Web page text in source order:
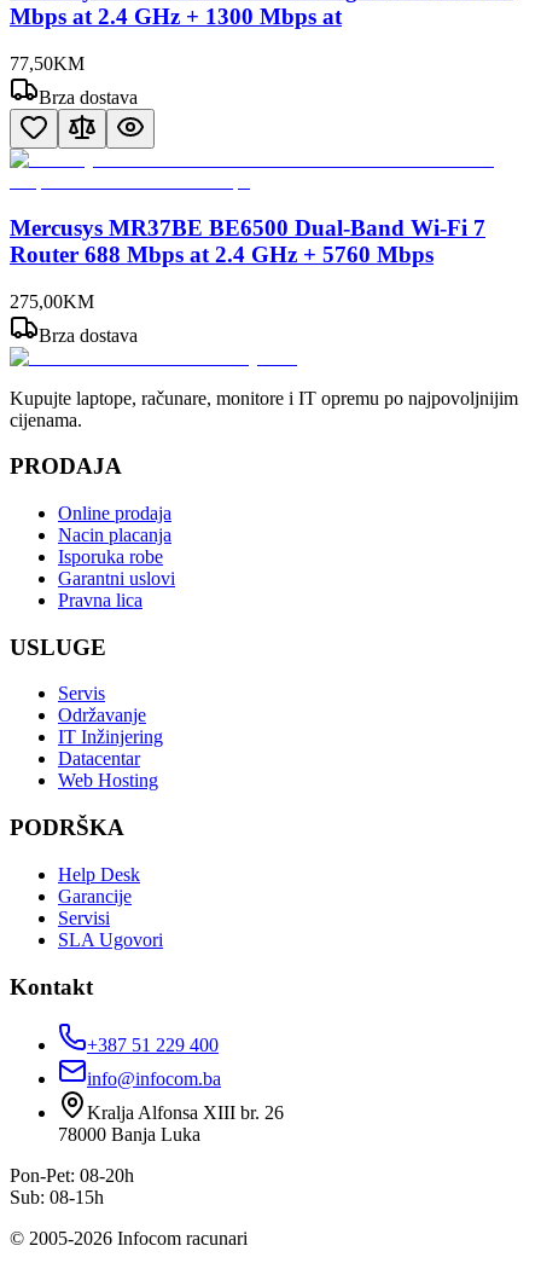
Mbps at 2.4 GHz + 1300 Mbps at
77,50KM
Brza dostava
Mercusys MR37BE BE6500 Dual-Band Wi-Fi 7
Router 688 Mbps at 2.4 GHz + 5760 Mbps
275,00KM
Brza dostava
Kupujte laptope, računare, monitore i IT opremu po najpovoljnijim
cijenama.
PRODAJA
Online prodaja
Nacin placanja
Isporuka robe
Garantni uslovi
Pravna lica
USLUGE
Servis
Održavanje
IT Inžinjering
Datacentar
Web Hosting
PODRŠKA
Help Desk
Garancije
Servisi
SLA Ugovori
Kontakt
+387 51 229 400
info@infocom.ba
Kralja Alfonsa XIII br. 26
78000 Banja Luka
Pon-Pet: 08-20h
Sub: 08-15h
© 2005-2026 Infocom racunari